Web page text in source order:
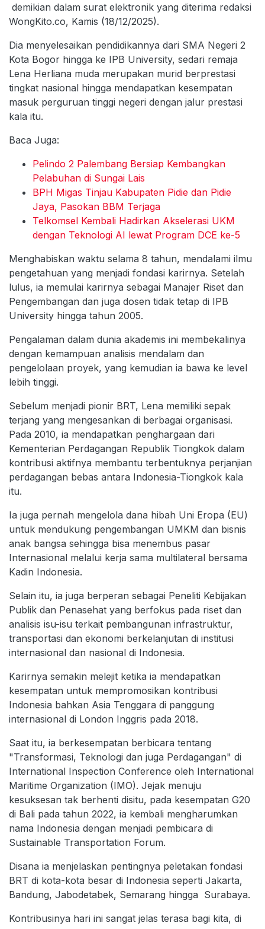
demikian dalam surat elektronik yang diterima redaksi
WongKito.co, Kamis (18/12/2025).
Dia menyelesaikan pendidikannya dari SMA Negeri 2
Kota Bogor hingga ke IPB University, sedari remaja
Lena Herliana muda merupakan murid berprestasi
tingkat nasional hingga mendapatkan kesempatan
masuk perguruan tinggi negeri dengan jalur prestasi
kala itu.
Baca Juga:
Pelindo 2 Palembang Bersiap Kembangkan
Pelabuhan di Sungai Lais
BPH Migas Tinjau Kabupaten Pidie dan Pidie
Jaya, Pasokan BBM Terjaga
Telkomsel Kembali Hadirkan Akselerasi UKM
dengan Teknologi AI lewat Program DCE ke-5
Menghabiskan waktu selama 8 tahun, mendalami ilmu
pengetahuan yang menjadi fondasi karirnya. Setelah
lulus, ia memulai karirnya sebagai Manajer Riset dan
Pengembangan dan juga dosen tidak tetap di IPB
University hingga tahun 2005.
Pengalaman dalam dunia akademis ini membekalinya
dengan kemampuan analisis mendalam dan
pengelolaan proyek, yang kemudian ia bawa ke level
lebih tinggi.
Sebelum menjadi pionir BRT, Lena memiliki sepak
terjang yang mengesankan di berbagai organisasi.
Pada 2010, ia mendapatkan penghargaan dari
Kementerian Perdagangan Republik Tiongkok dalam
kontribusi aktifnya membantu terbentuknya perjanjian
perdagangan bebas antara Indonesia-Tiongkok kala
itu.
Ia juga pernah mengelola dana hibah Uni Eropa (EU)
untuk mendukung pengembangan UMKM dan bisnis
anak bangsa sehingga bisa menembus pasar
Internasional melalui kerja sama multilateral bersama
Kadin Indonesia.
Selain itu, ia juga berperan sebagai Peneliti Kebijakan
Publik dan Penasehat yang berfokus pada riset dan
analisis isu-isu terkait pembangunan infrastruktur,
transportasi dan ekonomi berkelanjutan di institusi
internasional dan nasional di Indonesia.
Karirnya semakin melejit ketika ia mendapatkan
kesempatan untuk mempromosikan kontribusi
Indonesia bahkan Asia Tenggara di panggung
internasional di London Inggris pada 2018.
Saat itu, ia berkesempatan berbicara tentang
"Transformasi, Teknologi dan juga Perdagangan" di
International Inspection Conference oleh International
Maritime Organization (IMO). Jejak menuju
kesuksesan tak berhenti disitu, pada kesempatan G20
di Bali pada tahun 2022, ia kembali mengharumkan
nama Indonesia dengan menjadi pembicara di
Sustainable Transportation Forum.
Disana ia menjelaskan pentingnya peletakan fondasi
BRT di kota-kota besar di Indonesia seperti Jakarta,
Bandung, Jabodetabek, Semarang hingga Surabaya.
Kontribusinya hari ini sangat jelas terasa bagi kita, di